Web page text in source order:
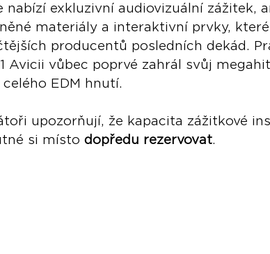
nabízí exkluzivní audiovizuální zážitek,
materiály a interaktivní prvky,
producentů posledních dekád.
Avicii vůbec poprvé zahrál svůj megahit
EDM hnutí.
upozorňují, že kapacita zážitkové
si místo dopředu rezervovat.